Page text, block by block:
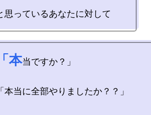
「本当ですか？」
「本当に全部やりましたか？？」